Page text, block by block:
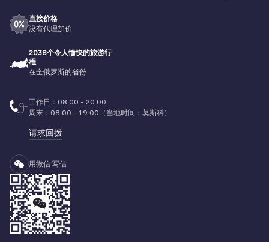
直接价格
没有代理加价
2038个令人愉快的旅游行
程
在全俄罗斯的省份
工作日：08:00 - 20:00
周末：08:00 - 19:00（当地时间：莫斯科）
请求回拨
用微信 写信